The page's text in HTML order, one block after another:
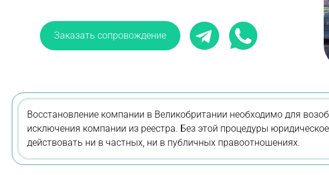
Заказать сопровождение
Восстановление компании в Великобритании необходимо для
исключения компании из реестра. Без этой процедуры
действовать ни в частных, ни в публичных правоотношениях.